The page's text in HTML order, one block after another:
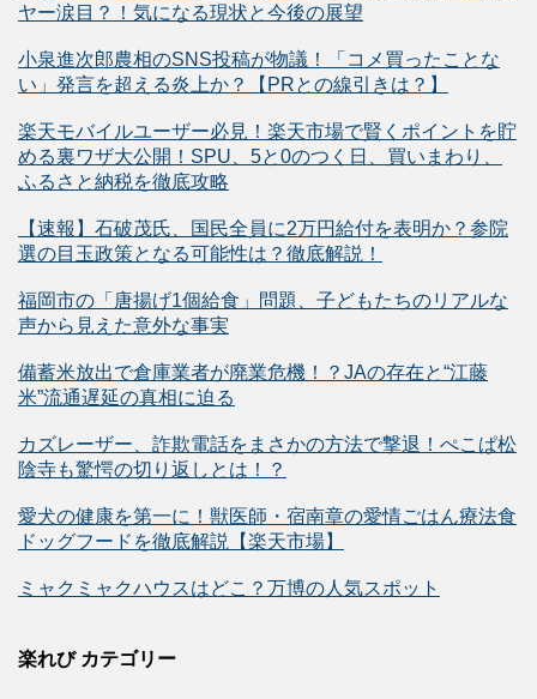
ヤー涙目？！気になる現状と今後の展望
小泉進次郎農相のSNS投稿が物議！「コメ買ったことな
い」発言を超える炎上か？【PRとの線引きは？】
楽天モバイルユーザー必見！楽天市場で賢くポイントを貯
める裏ワザ大公開！SPU、5と0のつく日、買いまわり、
ふるさと納税を徹底攻略
【速報】石破茂氏、国民全員に2万円給付を表明か？参院
選の目玉政策となる可能性は？徹底解説！
福岡市の「唐揚げ1個給食」問題、子どもたちのリアルな
声から見えた意外な事実
備蓄米放出で倉庫業者が廃業危機！？JAの存在と“江藤
米”流通遅延の真相に迫る
カズレーザー、詐欺電話をまさかの方法で撃退！ぺこぱ松
陰寺も驚愕の切り返しとは！？
愛犬の健康を第一に！獣医師・宿南章の愛情ごはん療法食
ドッグフードを徹底解説【楽天市場】
ミャクミャクハウスはどこ？万博の人気スポット
楽れび カテゴリー